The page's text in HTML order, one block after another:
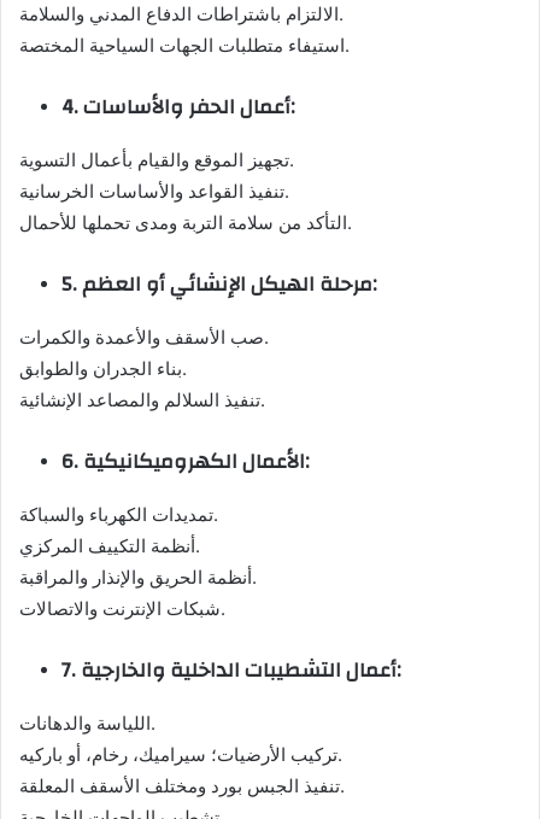
الالتزام باشتراطات الدفاع المدني والسلامة.
استيفاء متطلبات الجهات السياحية المختصة.
4. أعمال الحفر والأساسات:
تجهيز الموقع والقيام بأعمال التسوية.
تنفيذ القواعد والأساسات الخرسانية.
التأكد من سلامة التربة ومدى تحملها للأحمال.
5. مرحلة الهيكل الإنشائي أو العظم:
صب الأسقف والأعمدة والكمرات.
بناء الجدران والطوابق.
تنفيذ السلالم والمصاعد الإنشائية.
6. الأعمال الكهروميكانيكية:
تمديدات الكهرباء والسباكة.
أنظمة التكييف المركزي.
أنظمة الحريق والإنذار والمراقبة.
شبكات الإنترنت والاتصالات.
7. أعمال التشطيبات الداخلية والخارجية:
اللياسة والدهانات.
تركيب الأرضيات؛ سيراميك، رخام، أو باركيه.
تنفيذ الجبس بورد ومختلف الأسقف المعلقة.